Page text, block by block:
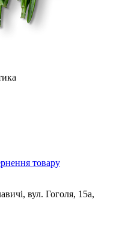
товару
вул. Гоголя, 15а,